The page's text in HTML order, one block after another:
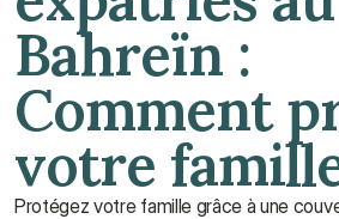
Bahreïn :
Comment
votre
Protégez votre famille grâce à une